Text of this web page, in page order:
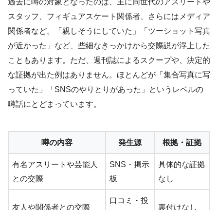
スタッフ、フィギュアスケート関係者、さらにはメディア
関係者など。「親しそうにしていた」「ツーショット写真
が近かった」など、些細なきっかけから交際説が浮上した
こともあります。ただ、週刊誌によるスクープや、決定的
な証拠が出た例はありません。ほとんどが「集合写真に写
っていた」「SNSのやりとりがあった」というレベルの
噂話にとどまっています。
噂の内容 発生源 根拠・証拠
有名アスリートや芸能人
との交際
SNS・掲示
板
具体的な証拠
なし
友人や関係者との交際
口コミ・投
裏付けなし